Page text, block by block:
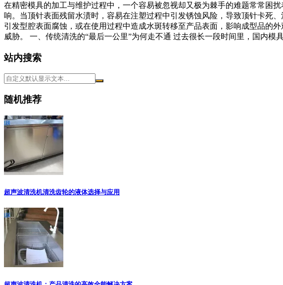
在精密模具的加工与维护过程中，一个容易被忽视却又极为棘手的难题常常
响。当顶针表面残留水渍时，容易在注塑过程中引发锈蚀风险，导致顶针卡死
引发型腔表面腐蚀，或在使用过程中造成水斑转移至产品表面，影响成型品的
威胁。 一、传统清洗的“最后一公里”为何走不通 过去很长一段时间里，国内模
站内搜索
随机推荐
超声波清洗机清洗齿轮的液体选择与应用